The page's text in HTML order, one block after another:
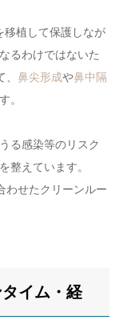
移植して保護しなが
るわけではないた
鼻尖形成や鼻中隔
。
る感染等のリスク
整えています。
わせたクリーンルー
イム・経